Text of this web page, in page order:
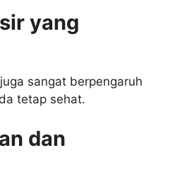
yang
sangat berpengaruh
tetap sehat.
dan